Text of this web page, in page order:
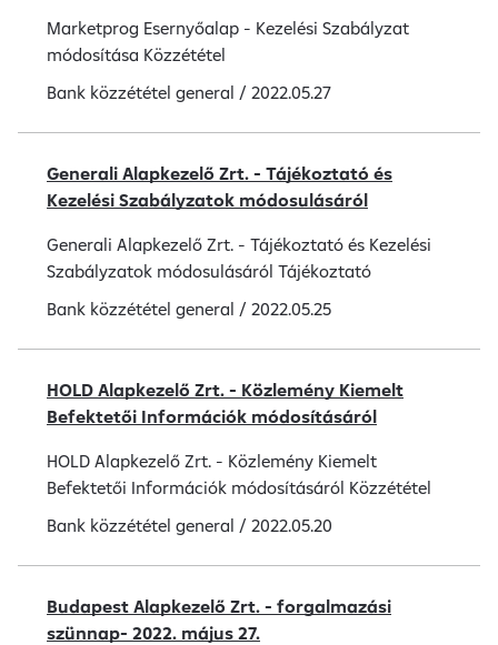
Marketprog Esernyőalap - Kezelési Szabályzat
módosítása Közzététel
Bank közzététel general / 2022.05.27
Generali Alapkezelő Zrt. - Tájékoztató és
Kezelési Szabályzatok módosulásáról
Generali Alapkezelő Zrt. - Tájékoztató és Kezelési
Szabályzatok módosulásáról Tájékoztató
Bank közzététel general / 2022.05.25
HOLD Alapkezelő Zrt. - Közlemény Kiemelt
Befektetői Információk módosításáról
HOLD Alapkezelő Zrt. - Közlemény Kiemelt
Befektetői Információk módosításáról Közzététel
Bank közzététel general / 2022.05.20
Budapest Alapkezelő Zrt. - forgalmazási
szünnap- 2022. május 27.